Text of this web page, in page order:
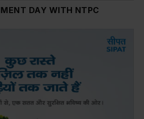
DAY WITH NTPC